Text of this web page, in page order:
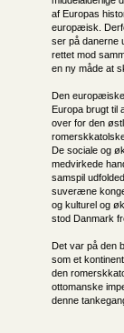
af Europas
europæisk.
ser på danerne
rettet mod
en ny måde at
Den
Europa brugt til
over for den
De sociale og
medvirkede
samspil
suveræne
og kulturel og
stod Danmark
Det var på den
som et
den
ottomanske
denne